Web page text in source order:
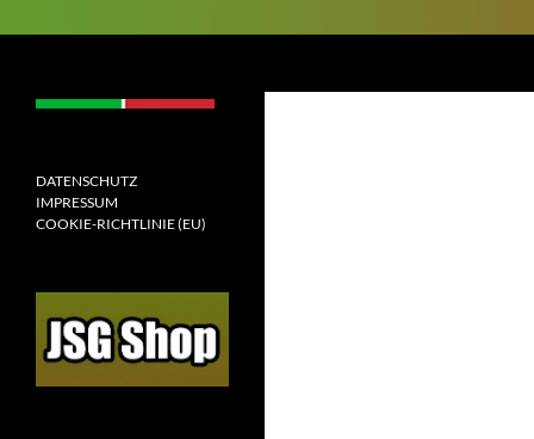
[jugendspielgemeinschaft
DATENSCHUTZ
IMPRESSUM
COOKIE-RICHTLINIE (EU)